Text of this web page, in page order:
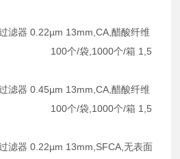
滤器 0.22µm 13mm,CA,醋酸纤维
100个/袋,1000个/箱 1,5
滤器 0.45µm 13mm,CA,醋酸纤维
100个/袋,1000个/箱 1,5
滤器 0.22µm 13mm,SFCA,无表面